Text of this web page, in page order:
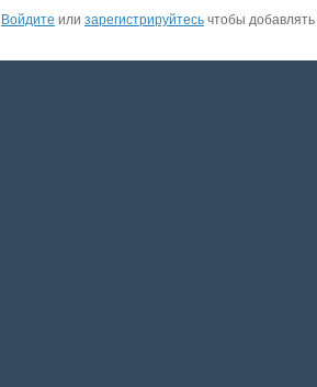
Войдите или зарегистрируйтесь чтобы